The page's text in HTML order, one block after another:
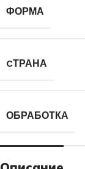
ФОРМА
CТРАНА
ОБРАБОТКА